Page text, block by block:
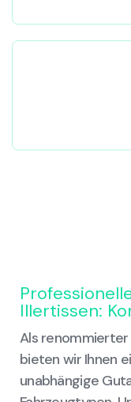
Illertissen:
Als
bieten wir Ihnen
unabhängige